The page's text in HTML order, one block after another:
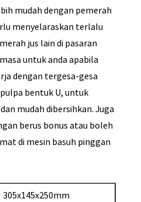
mudah dengan pemerah
menyelaraskan terlalu
jus lain di pasaran
untuk anda apabila
dengan tergesa-gesa
bentuk U, untuk
mudah dibersihkan. Juga
berus bonus atau boleh
di mesin basuh pinggan
305x145x250mm